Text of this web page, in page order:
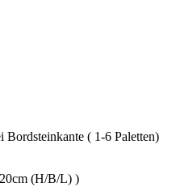
( 1-6 Paletten)
(H/B/L) )